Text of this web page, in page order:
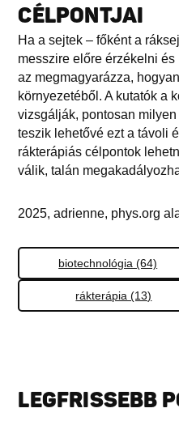
CÉLPONTJAI
Ha a sejtek – főként a
messzire előre érzékelni
az megmagyarázza,
környezetéből. A kutatók a
vizsgálják, pontosan
teszik lehetővé ezt a távoli
rákterápiás célpontok
válik, talán
2025, adrienne, phys.org
biotechnológia (64)
rákterápia (13)
LEGFRISSEBB